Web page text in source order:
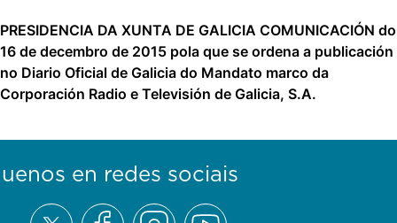
PRESIDENCIA DA XUNTA DE GALICIA COMUNICACIÓN do
16 de decembro de 2015 pola que se ordena a publicación
no Diario Oficial de Galicia do Mandato marco da
Corporación Radio e Televisión de Galicia, S.A.
en redes sociais